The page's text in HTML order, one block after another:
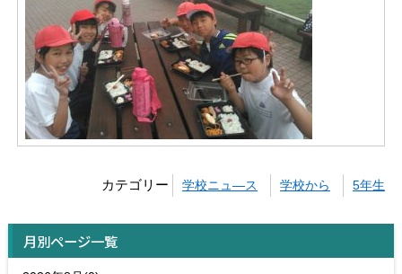
カテゴリー 学校ニュ―ス 学校から 5年生
月別ページ一覧